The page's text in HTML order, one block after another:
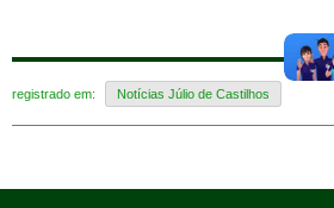
registrado em: Notícias Júlio de Castilhos